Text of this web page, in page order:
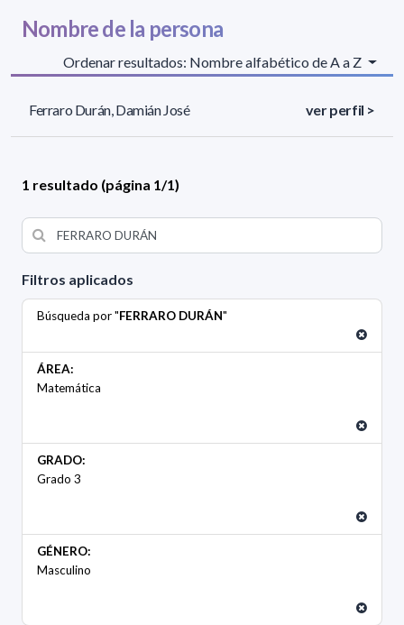
Filtros aplicados
Búsqueda por "FERRARO DURÁN"
ÁREA:
Matemática
GRADO:
Grado 3
GÉNERO:
Masculino
Nombre de la persona
Ordenar resultados: Nombre alfabético de A a Z
Ferraro Durán, Damián José ver perfil >
1 resultado (página 1/1)